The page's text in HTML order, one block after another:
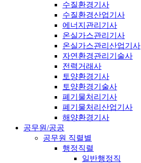
수질환경기사
수질환경산업기사
에너지관리기사
온실가스관리기사
온실가스관리산업기사
자연환경관리기술사
전력거래사
토양환경기사
토양환경기술사
폐기물처리기사
폐기물처리산업기사
해양환경기사
공무원/공공
공무원 직렬별
행정직렬
일반행정직